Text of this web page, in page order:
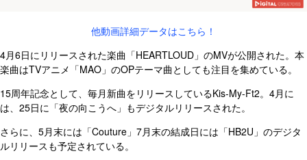
他動画詳細データはこちら！
4月6日にリリースされた楽曲「HEARTLOUD」のMVが公開された。本
楽曲はTVアニメ「MAO」のOPテーマ曲としても注目を集めている。
15周年記念として、毎月新曲をリリースしているKis-My-Ft2。4月に
は、25日に「夜の向こうへ」もデジタルリリースされた。
さらに、5月末には「Couture」7月末の結成日には「HB2U」のデジタ
ルリリースも予定されている。